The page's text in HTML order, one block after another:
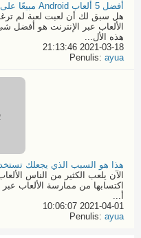
أفضل 5 ألعاب Android مبيعًا على Play Store
هل سبق لك أن لعبت لعبة لم
الألعاب عبر الإنترنت هو أفضل
هذه الأل...
2021-03-18 21:13:46
Penulis: ayua
هذا هو السبب الذي يجعلك
الآن يلعب الكثير من الناس
اكتسابها من ممارسة الألعاب عبر
أ...
2021-04-01 10:06:07
Penulis: ayua